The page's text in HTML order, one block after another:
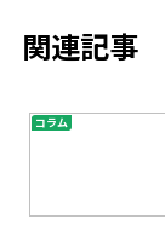
関連記事
コラム